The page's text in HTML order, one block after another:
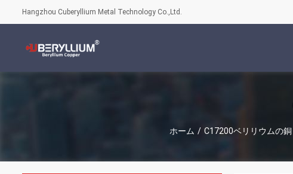
Hangzhou Cuberyllium Metal Technology Co.,Ltd.
ホーム / C17200ベリリウムの銅